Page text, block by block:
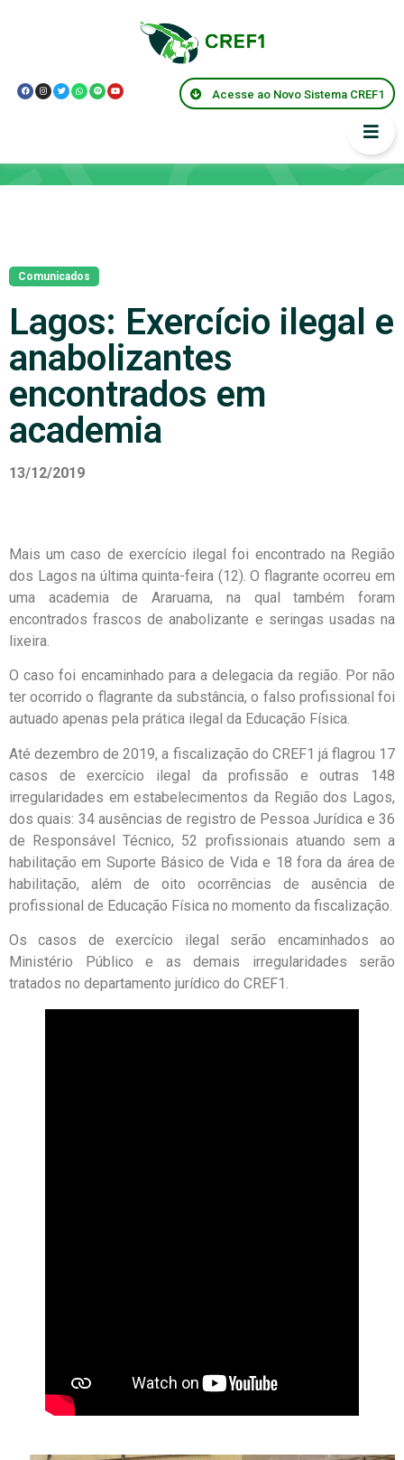
Acesse ao Novo Sistema CREF1
Comunicados
Lagos: Exercício ilegal e
anabolizantes
encontrados em
academia
13/12/2019
Mais um caso de exercício ilegal foi encontrado na Região
dos Lagos na última quinta-feira (12). O flagrante ocorreu em
uma academia de Araruama, na qual também foram
encontrados frascos de anabolizante e seringas usadas na
lixeira.
O caso foi encaminhado para a delegacia da região. Por não
ter ocorrido o flagrante da substância, o falso profissional foi
autuado apenas pela prática ilegal da Educação Física.
Até dezembro de 2019, a fiscalização do CREF1 já flagrou 17
casos de exercício ilegal da profissão e outras 148
irregularidades em estabelecimentos da Região dos Lagos,
dos quais: 34 ausências de registro de Pessoa Jurídica e 36
de Responsável Técnico, 52 profissionais atuando sem a
habilitação em Suporte Básico de Vida e 18 fora da área de
habilitação, além de oito ocorrências de ausência de
profissional de Educação Física no momento da fiscalização.
Os casos de exercício ilegal serão encaminhados ao
Ministério Público e as demais irregularidades serão
tratados no departamento jurídico do CREF1.